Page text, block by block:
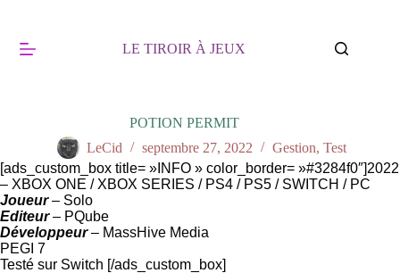
LE TIROIR À JEUX
POTION PERMIT
LeCid
septembre 27, 2022 Gestion,Test
[ads_custom_box title= »INFO » color_border= »#3284f0″]2022
– XBOX ONE / XBOX SERIES / PS4 / PS5 / SWITCH / PC
Joueur – Solo
Editeur– PQube
Développeur– MassHive Media
PEGI 7
Testé sur Switch [/ads_custom_box]